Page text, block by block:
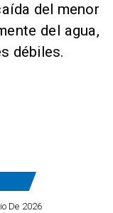
del menor
del agua,
débiles.
De 2026